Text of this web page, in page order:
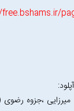
میرزایی ،جزوه